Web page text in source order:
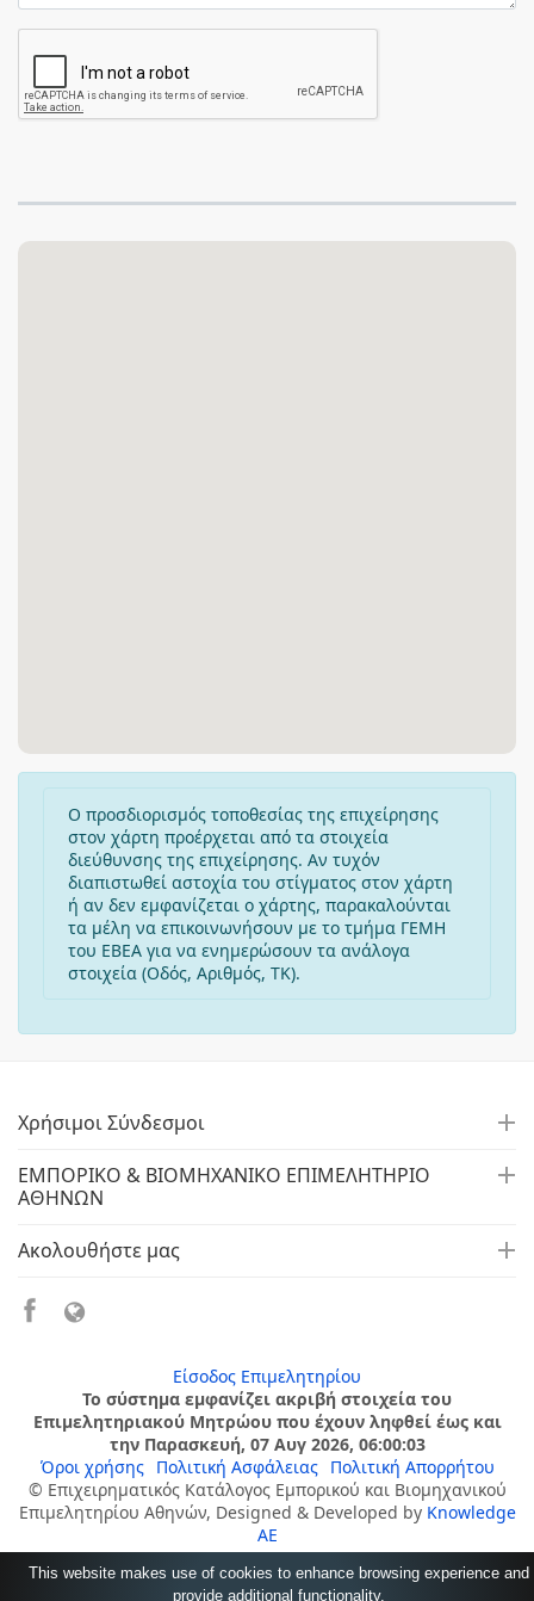
Ο προσδιορισμός τοποθεσίας της επιχείρησης
στον χάρτη προέρχεται από τα στοιχεία
διεύθυνσης της επιχείρησης. Αν τυχόν
διαπιστωθεί αστοχία του στίγματος στον χάρτη
ή αν δεν εμφανίζεται ο χάρτης, παρακαλούνται
τα μέλη να επικοινωνήσουν με το τμήμα ΓΕΜΗ
του ΕΒΕΑ για να ενημερώσουν τα ανάλογα
στοιχεία (Οδός, Αριθμός, ΤΚ).
Χρήσιμοι Σύνδεσμοι
ΕΜΠΟΡΙΚΟ & ΒΙΟΜΗΧΑΝΙΚΟ ΕΠΙΜΕΛΗΤΗΡΙΟ
ΑΘΗΝΩΝ
Ακολουθήστε μας
Είσοδος Επιμελητηρίου
Το σύστημα εμφανίζει ακριβή στοιχεία του
Επιμελητηριακού Μητρώου που έχουν ληφθεί έως και
την Παρασκευή, 07 Αυγ 2026, 06:00:03
Όροι χρήσης
Πολιτική Ασφάλειας
Πολιτική Απορρήτου
© Επιχειρηματικός Κατάλογος Εμπορικού και Βιομηχανικού
Επιμελητηρίου Αθηνών, Designed & Developed by Knowledge
AE
This website makes use of cookies to enhance browsing experience and
provide additional functionality.